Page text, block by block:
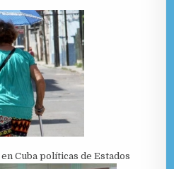
Cuba políticas de Estados